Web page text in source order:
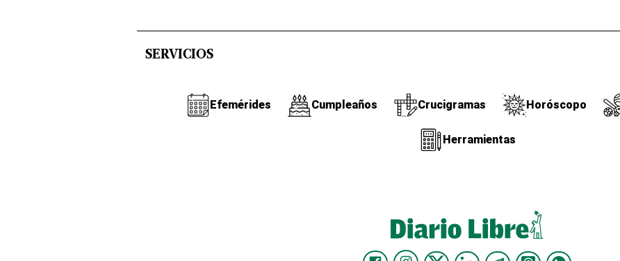
SERVICIOS
Efemérides Cumpleaños Crucigramas Horóscopo
Herramientas